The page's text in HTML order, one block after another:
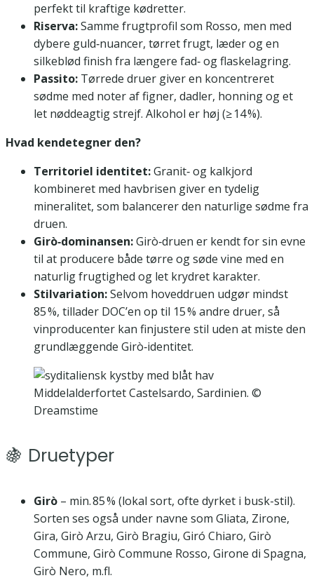
perfekt til kraftige kødretter.
Riserva:Samme frugtprofil som Rosso, men med
dybere guld‑nuancer, tørret frugt, læder og en
silkeblød finish fra længere fad‑ og flaskelagring.
Passito: Tørrede druer giver en koncentreret
sødme med noter af figner, dadler, honning og et
let nøddeagtig strejf. Alkohol er høj (≥ 14 %).
Hvad kendetegner den?
Territoriel identitet:Granit‑ og kalkjord
kombineret med havbrisen giver en tydelig
mineralitet, som balancerer den naturlige sødme fra
druen.
Girò‑dominansen:Girò‑druen er kendt for sin evne
til at producere både tørre og søde vine med en
naturlig frugtighed og let krydret karakter.
Stilvariation:Selvom hoveddruen udgør mindst
85 %, tillader DOC’en op til 15 % andre druer, så
vinproducenter kan finjustere stil uden at miste den
grundlæggende Girò‑identitet.
Middelalderfortet Castelsardo, Sardinien. ©
Dreamstime
🍇 Druetyper
Girò – min. 85 % (lokal sort, ofte dyrket i busk-stil).
Sorten ses også under navne som Gliata, Zirone,
Gira, Girò Arzu, Girò Bragiu, Giró Chiaro, Girò
Commune, Girò Commune Rosso, Girone di Spagna,
Girò Nero, m.fl.